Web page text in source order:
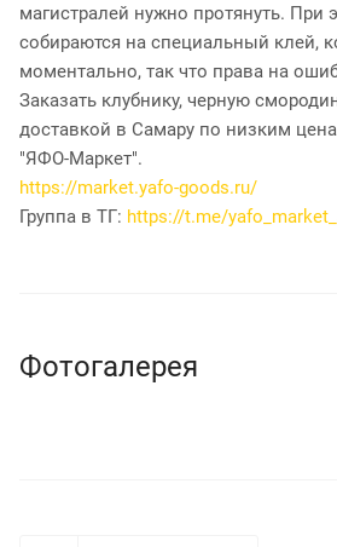
магистралей нужно протянуть. При
собираются на специальный клей,
моментально, так что права на
Заказать клубнику, черную
доставкой в Самару по низким
"ЯФО-Маркет".
https://market.yafo-goods.ru/
Группа в ТГ: https://t.me/
Фотогалерея